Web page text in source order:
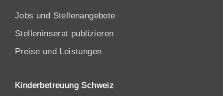
Jobs und Stellenangebote
Stelleninserat publizieren
Preise und Leistungen
Kinderbetreuung Schweiz